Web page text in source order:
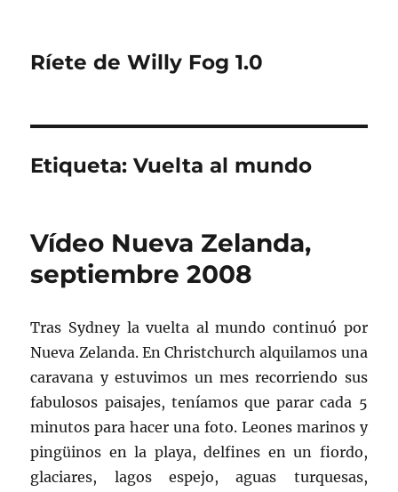
Ríete de Willy Fog 1.0
Etiqueta:Vuelta al mundo
Vídeo Nueva Zelanda,
septiembre 2008
Tras Sydney la vuelta al mundo continuó por
Nueva Zelanda. En Christchurch alquilamos una
caravana y estuvimos un mes recorriendo sus
fabulosos paisajes, teníamos que parar cada 5
minutos para hacer una foto. Leones marinos y
pingüinos en la playa, delfines en un fiordo,
glaciares, lagos espejo, aguas turquesas,